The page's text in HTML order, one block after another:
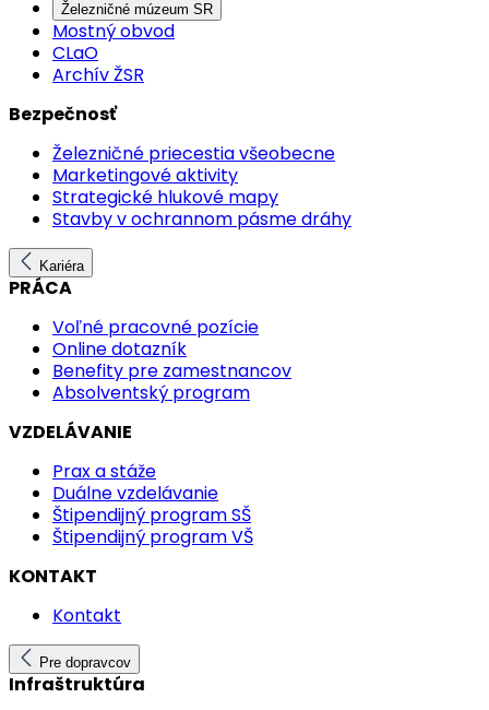
Železničné múzeum SR
Mostný obvod
CLaO
Archív ŽSR
Bezpečnosť
Železničné priecestia všeobecne
Marketingové aktivity
Strategické hlukové mapy
Stavby v ochrannom pásme dráhy
Kariéra
PRÁCA
Voľné pracovné pozície
Online dotazník
Benefity pre zamestnancov
Absolventský program
VZDELÁVANIE
Prax a stáže
Duálne vzdelávanie
Štipendijný program SŠ
Štipendijný program VŠ
KONTAKT
Kontakt
Pre dopravcov
Infraštruktúra